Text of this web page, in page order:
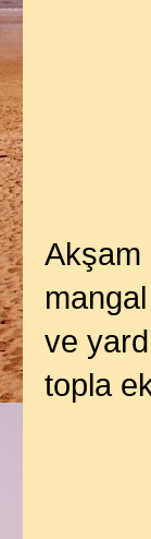
Akşam
ve
topla